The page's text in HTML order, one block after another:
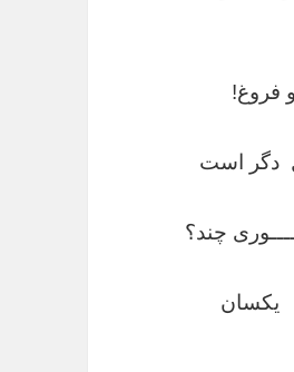
فروغ!
دگر است
چند؟
یکسان